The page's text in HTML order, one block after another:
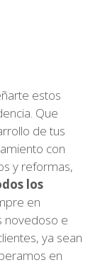
estos
Que
de tus
con
y reformas,
los
en
novedoso e
ya sean
en